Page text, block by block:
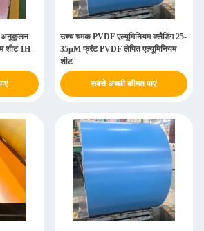
अनुकूलन
शीट 1H -
उच्च चमक PVDF एल्यूमिनियम क्लैडिंग 25-
35μM फ्रंट PVDF लेपित एल्यूमिनियम
शीट
सबसे अच्छी कीमत पाएं